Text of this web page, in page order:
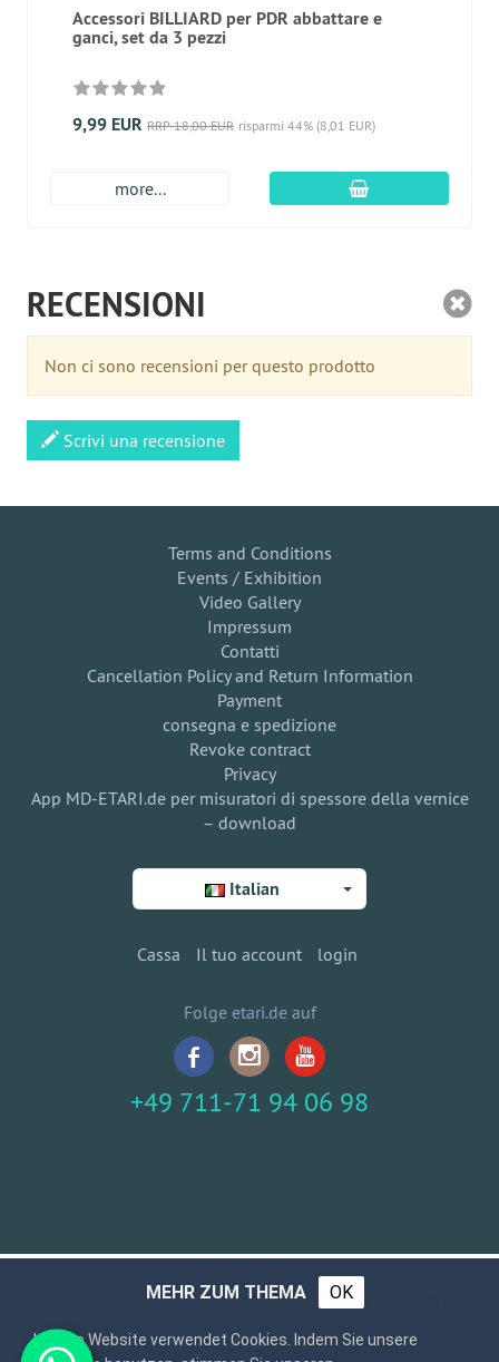
Accessori BILLIARD per PDR abbattare e
ganci, set da 3 pezzi
9,99 EUR RRP 18,00 EUR risparmi 44% (8,01 EUR)
more... aggiungi al
RECENSIONI
Non ci sono recensioni per questo prodotto
Scrivi una recensione
Terms and Conditions
Events / Exhibition
Video Gallery
Impressum
Contatti
Cancellation Policy and Return Information
Payment
consegna e spedizione
Revoke contract
Privacy
App MD-ETARI.de per misuratori di spessore della vernice
– download
Italian
Cassa Il tuo account login
Folge etari.de auf
+49 711-71 94 06 98
MEHR ZUM THEMA OK
Unsere Website verwendet Cookies. Indem Sie unsere